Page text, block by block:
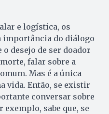
e logística, os
importância do diálogo
desejo de ser doador
falar sobre a
Mas é a única
vida. Então, se existir
conversar sobre
sabe que, se